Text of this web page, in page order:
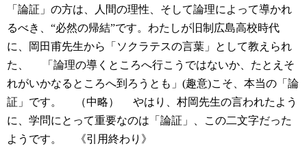
「論証」の方は、人間の理性、そして論理によって導かれ
るべき、“必然の帰結”です。わたしが旧制広島高校時代
に、岡田甫先生から「ソクラテスの言葉」として教えられ
た、
「論理の導くところへ行こうではないか、たとえそ
れがいかなるところへ到ろうとも」(趣意)こそ、本当の「論
証」です。
（中略）
やはり、村岡先生の言われたよう
に、学問にとって重要なのは「論証」、この二文字だった
ようです。
《引用終わり》